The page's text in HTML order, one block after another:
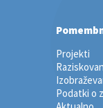
Projekti
Podatki o